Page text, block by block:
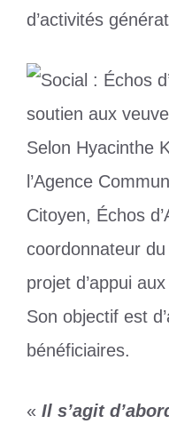
d’activités
Selon Hyacinthe
l’Agence
Citoyen, Échos
coordonnateur
projet d’appui
Son objectif est
bénéficiaires.
« Il s’agit